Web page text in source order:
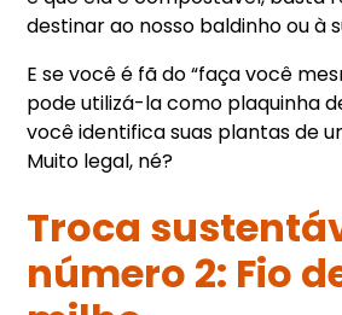
destinar ao nosso baldinho ou à
E se você é fã do “faça você
pode utilizá-la como plaquinha
você identifica suas plantas de
Muito legal, né?
Troca
número 2: Fio